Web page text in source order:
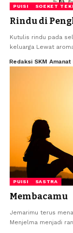
PUISI SOEKET TEKI
Rindu di
Kutulis rindu pada
keluarga Lewat
Redaksi SKM Amanat
PUISI SASTRA
Membacamu
Jemarimu terus
Menjelma menjadi